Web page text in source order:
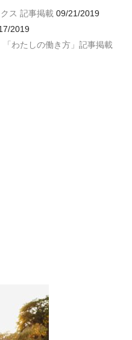
ス 記事掲載 09/21/2019
2019
「わたしの働き方」記事掲載